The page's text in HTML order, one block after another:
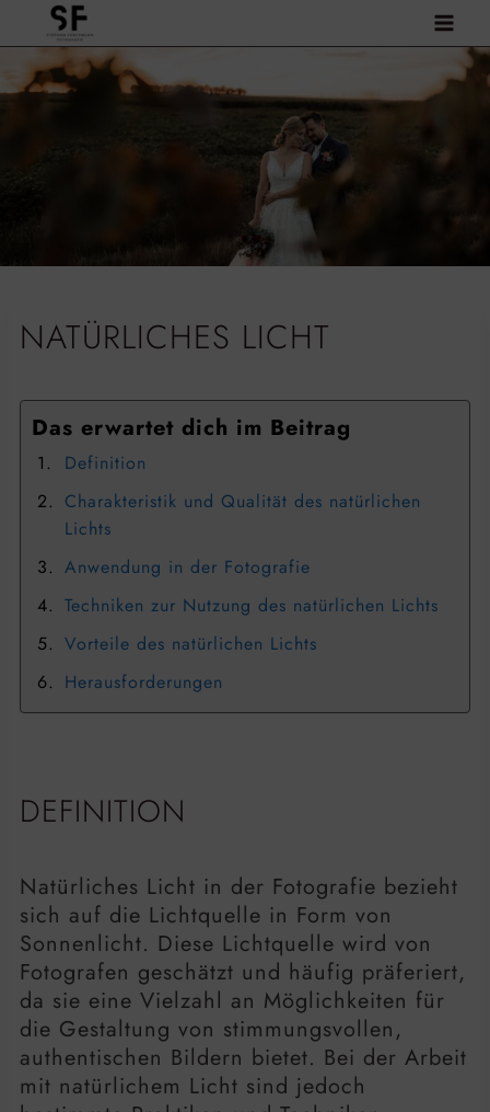
Inhalt
springen
NATÜRLICHES LICHT
Das erwartet dich im Beitrag
Definition
Charakteristik und Qualität des natürlichen
Lichts
Anwendung in der Fotografie
Techniken zur Nutzung des natürlichen Lichts
Vorteile des natürlichen Lichts
Herausforderungen
DEFINITION
Natürliches Licht in der Fotografie bezieht
sich auf die Lichtquelle in Form von
Sonnenlicht. Diese Lichtquelle wird von
Fotografen geschätzt und häufig präferiert,
da sie eine Vielzahl an Möglichkeiten für
die Gestaltung von stimmungsvollen,
authentischen Bildern bietet. Bei der Arbeit
mit natürlichem Licht sind jedoch